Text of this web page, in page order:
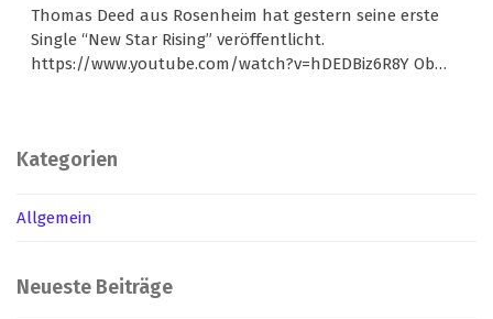
Thomas Deed aus Rosenheim hat gestern seine erste
Single “New Star Rising” veröffentlicht.
https://www.youtube.com/watch?v=hDEDBiz6R8Y Ob…
Kategorien
Allgemein
Neueste Beiträge